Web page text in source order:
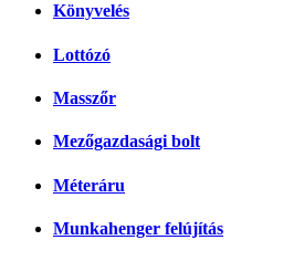
Könyvelés
Lottózó
Masszőr
Mezőgazdasági bolt
Méteráru
Munkahenger felújítás